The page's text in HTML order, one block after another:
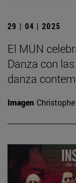
29 | 04 | 2025
El MUN
Danza con
danza
Imagen